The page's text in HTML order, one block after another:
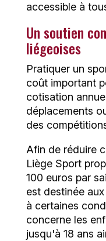
accessible à
Un soutien
liégeoises
Pratiquer un
coût important
cotisation
déplacements
des
Afin de réduire
Liège Sport
100 euros par
est destinée
à certaines
concerne les
jusqu'à 18 ans